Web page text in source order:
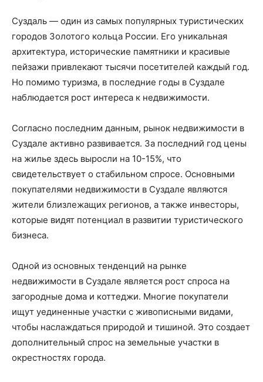
Суздаль — один из самых популярных туристических
городов Золотого кольца России. Его уникальная
архитектура, исторические памятники и красивые
пейзажи привлекают тысячи посетителей каждый год.
Но помимо туризма, в последние годы в Суздале
наблюдается рост интереса к недвижимости.
Согласно последним данным, рынок недвижимости в
Суздале активно развивается. За последний год цены
на жилье здесь выросли на 10-15%, что
свидетельствует о стабильном спросе. Основными
покупателями недвижимости в Суздале являются
жители близлежащих регионов, а также инвесторы,
которые видят потенциал в развитии туристического
бизнеса.
Одной из основных тенденций на рынке
недвижимости в Суздале является рост спроса на
загородные дома и коттеджи. Многие покупатели
ищут уединенные участки с живописными видами,
чтобы наслаждаться природой и тишиной. Это создает
дополнительный спрос на земельные участки в
окрестностях города.